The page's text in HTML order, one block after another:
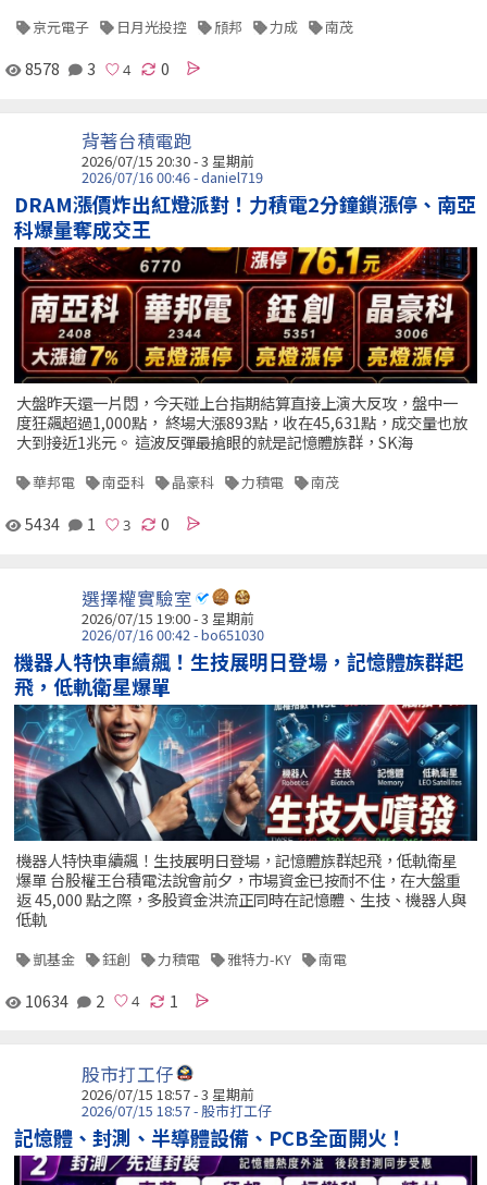
京元電子 日月光投控 頎邦 力成 南茂
8578 3 0
背著台積電跑
2026/07/15 20:30 - 3 星期前
2026/07/16 00:46 - daniel719
DRAM漲價炸出紅燈派對！力積電2分鐘鎖漲停、南亞
科爆量奪成交王
大盤昨天還一片悶，今天碰上台指期結算直接上演大反攻，盤中一
度狂飆超過1,000點， 終場大漲893點，收在45,631點，成交量也放
大到接近1兆元。 這波反彈最搶眼的就是記憶體族群，SK海
華邦電 南亞科 晶豪科 力積電 南茂
5434 1 0
選擇權實驗室
2026/07/15 19:00 - 3 星期前
2026/07/16 00:42 - bo651030
機器人特快車續飆！生技展明日登場，記憶體族群起
飛，低軌衛星爆單
機器人特快車續飆！生技展明日登場，記憶體族群起飛，低軌衛星
爆單 台股權王台積電法說會前夕，市場資金已按耐不住，在大盤重
返 45,000 點之際，多股資金洪流正同時在記憶體、生技、機器人與
低軌
凱基金 鈺創 力積電 雅特力-KY 南電
10634 2 1
股市打工仔
2026/07/15 18:57 - 3 星期前
2026/07/15 18:57 - 股市打工仔
記憶體、封測、半導體設備、PCB全面開火！